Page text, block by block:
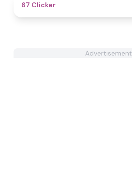
67 Clicker
Advertisement